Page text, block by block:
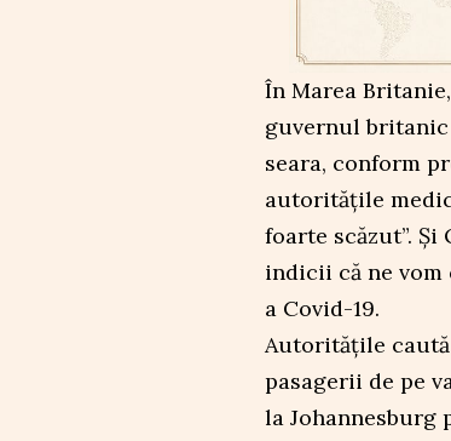
În Marea
guvernul britanic
seara, conform
autoritățile
foarte scăzut”.
indicii că ne
a Covid-19.
Autoritățile
pasagerii de pe
la Johannesburg